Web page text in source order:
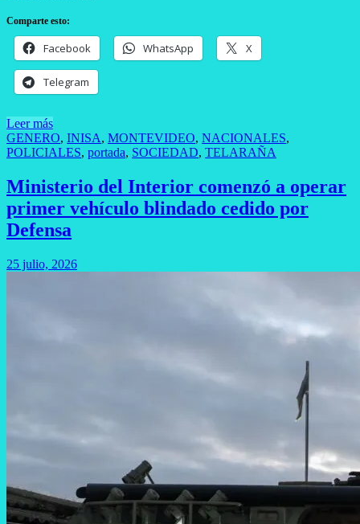
Comparte esto:
Facebook WhatsApp X
Telegram
Leer más
GENERO, INISA, MONTEVIDEO, NACIONALES,
POLICIALES, portada, SOCIEDAD, TELARAÑA
Ministerio del Interior comenzó a operar
primer vehículo blindado cedido por
Defensa
25 julio, 2026